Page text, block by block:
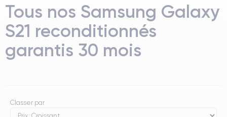
Tous nos Samsung Galaxy
S21 reconditionnés
garantis 30 mois
Classer par